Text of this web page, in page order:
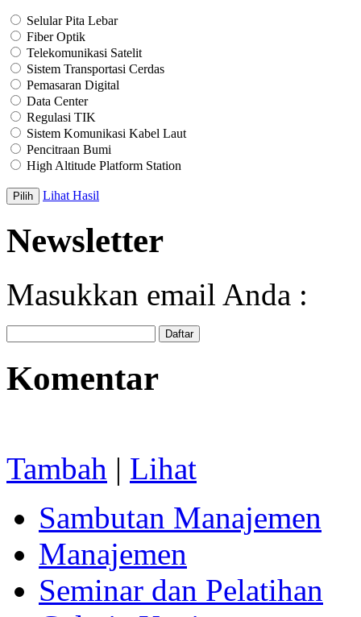
Selular Pita Lebar
Fiber Optik
Telekomunikasi Satelit
Sistem Transportasi Cerdas
Pemasaran Digital
Data Center
Regulasi TIK
Sistem Komunikasi Kabel Laut
Pencitraan Bumi
High Altitude Platform Station
Lihat Hasil
Newsletter
Masukkan email Anda :
Komentar
Tambah | Lihat
Sambutan Manajemen
Manajemen
Seminar dan Pelatihan